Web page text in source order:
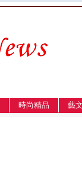
時尚精品 藝